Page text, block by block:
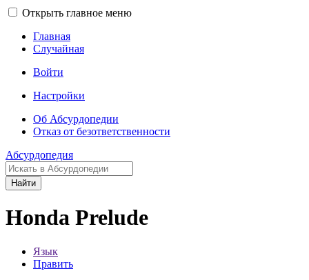
Открыть главное меню
Главная
Случайная
Войти
Настройки
Об Абсурдопедии
Отказ от безответственности
Абсурдопедия
Найти
Honda Prelude
Язык
Править